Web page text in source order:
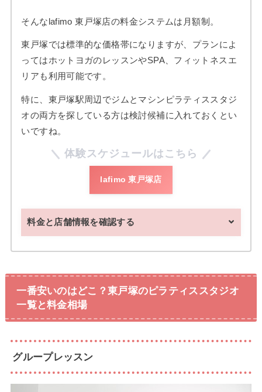
そんなlafimo 東戸塚店の料金システムは月額制。
東戸塚では標準的な価格帯になりますが、プランによ
ってはホットヨガのレッスンやSPA、フィットネスエ
リアも利用可能です。
特に、東戸塚駅周辺でジムとマシンピラティススタジ
オの両方を探している方は検討候補に入れておくとい
いですね。
体験スケジュールはこちら
lafimo 東戸塚店
料金と店舗情報を確認する
一番安いのはどこ？東戸塚のピラティススタジオ
一覧と料金相場
グループレッスン